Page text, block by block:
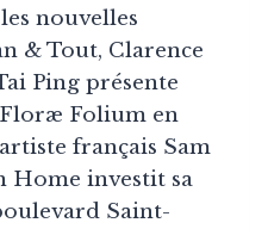
nouvelles
& Tout, Clarence
Ping présente
Folium en
français Sam
Home investit sa
Saint-